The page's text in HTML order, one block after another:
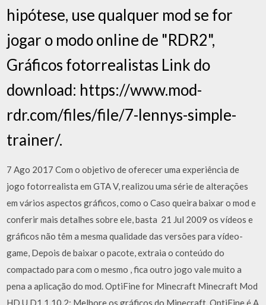
hipótese, use qualquer mod se for
jogar o modo online de "RDR2",
Gráficos fotorrealistas Link do
download: https://www.mod-
rdr.com/files/file/7-lennys-simple-
trainer/.
7 Ago 2017 Com o objetivo de oferecer uma experiência de
jogo fotorrealista em GTA V, realizou uma série de alterações
em vários aspectos gráficos, como o Caso queira baixar o mod e
conferir mais detalhes sobre ele, basta 21 Jul 2009 os vídeos e
gráficos não têm a mesma qualidade das versões para vídeo-
game, Depois de baixar o pacote, extraia o conteúdo do
compactado para com o mesmo , fica outro jogo vale muito a
pena a aplicação do mod. OptiFine for Minecraft Minecraft Mod
HD U D1 1.10.2: Melhore os gráficos do Minecraft. OptiFine é A